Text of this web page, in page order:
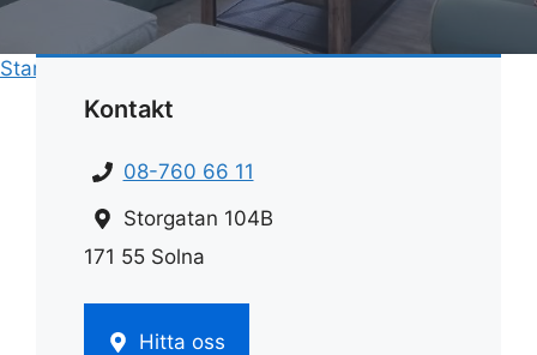
Start
Kontakt
08-760 66 11
Storgatan 104B
171 55 Solna
Hitta oss